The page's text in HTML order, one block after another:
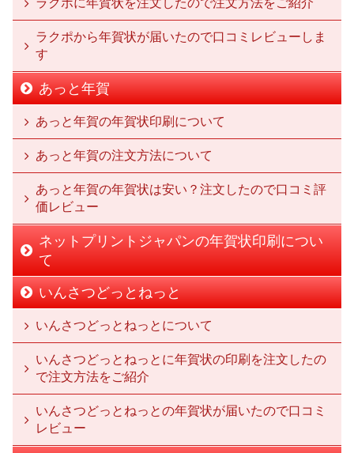
ラクポから年賀状が届いたので口コミレビューしま
す
あっと年賀
あっと年賀の年賀状印刷について
あっと年賀の注文方法について
あっと年賀の年賀状は安い？注文したので口コミ評
価レビュー
ネットプリントジャパンの年賀状印刷につい
て
いんさつどっとねっと
いんさつどっとねっとについて
いんさつどっとねっとに年賀状の印刷を注文したの
で注文方法をご紹介
いんさつどっとねっとの年賀状が届いたので口コミ
レビュー